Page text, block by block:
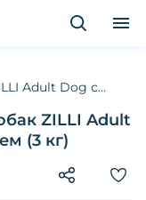
Adult Dog с
ZILLI Adult
(3 кг)